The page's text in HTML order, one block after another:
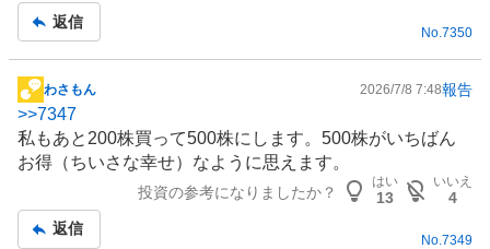
返信
No.7350
掲
示
板
記
わさもん 2026/7/8 7:48報告
>>7347
私もあと200株買って500株にします。500株がいちばん
お得（ちいさな幸せ）なように思えます。
投資の参考になりましたか？
はい
13
いいえ
4
返信
No. 7349